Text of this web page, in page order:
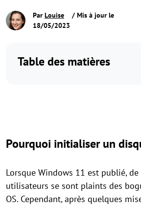
Par Louise
/ Mis à jour le
18/05/2023
Table des matières
Pourquoi initialiser un
Lorsque Windows 11 est publié,
utilisateurs se sont plaints des
OS. Cependant, après quelques